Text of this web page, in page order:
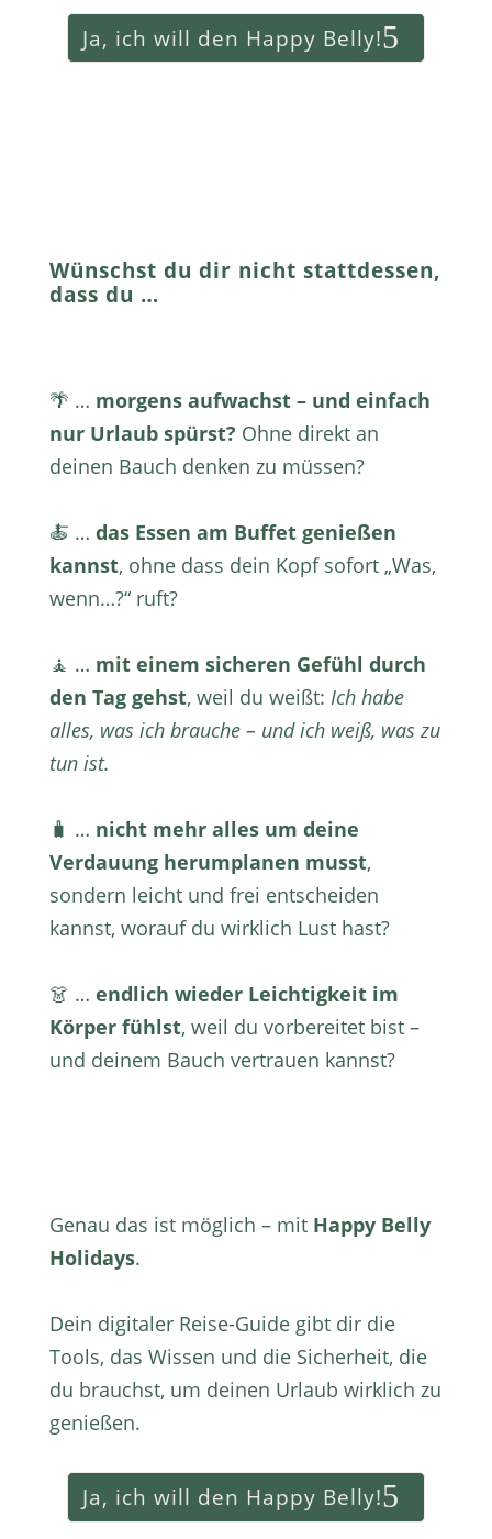
Ja, ich will den Happy Belly!
Wünschst du dir nicht stattdessen,
dass du …
🌴 … morgens aufwachst – und einfach
nur Urlaub spürst? Ohne direkt an
deinen Bauch denken zu müssen?
🍝 … das Essen am Buffet genießen
kannst, ohne dass dein Kopf sofort „Was,
wenn…?“ ruft?
🧘 … mit einem sicheren Gefühl durch
den Tag gehst, weil du weißt: Ich habe
alles, was ich brauche – und ich weiß, was zu
tun ist.
🧳 … nicht mehr alles um deine
Verdauung herumplanen musst,
sondern leicht und frei entscheiden
kannst, worauf du wirklich Lust hast?
👗 … endlich wieder Leichtigkeit im
Körper fühlst, weil du vorbereitet bist –
und deinem Bauch vertrauen kannst?
Genau das ist möglich – mit Happy Belly
Holidays.
Dein digitaler Reise-Guide gibt dir die
Tools, das Wissen und die Sicherheit, die
du brauchst, um deinen Urlaub wirklich zu
genießen.
Ja, ich will den Happy Belly!